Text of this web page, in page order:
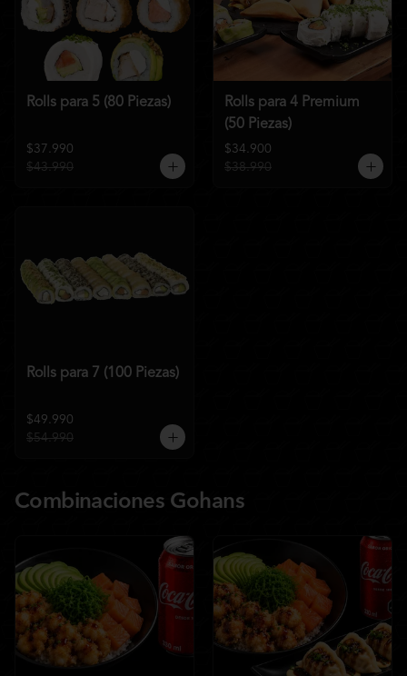
Rolls para 5 (80 Piezas)
$37.990
$43.990
Rolls para 4 Premium
(50 Piezas)
$34.900
$38.990
Rolls para 7 (100 Piezas)
$49.990
$54.990
Combinaciones Gohans